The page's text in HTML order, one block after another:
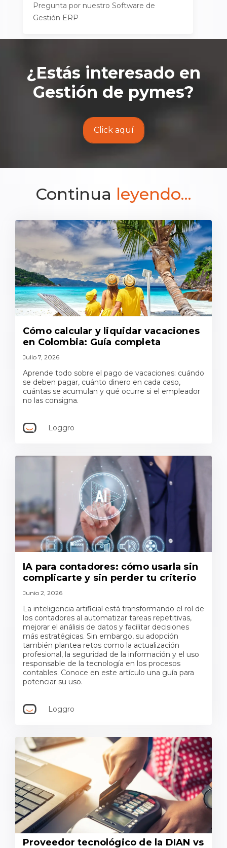
Pregunta por nuestro Software de
Gestión ERP
¿Estás interesado en
Gestión de pymes?
Click aquí
Continua leyendo...
Cómo calcular y liquidar vacaciones
en Colombia: Guía completa
Julio 7, 2026
Aprende todo sobre el pago de vacaciones: cuándo
se deben pagar, cuánto dinero en cada caso,
cuántas se acumulan y qué ocurre si el empleador
no las consigna.
Loggro
IA para contadores: cómo usarla sin
complicarte y sin perder tu criterio
Junio 2, 2026
La inteligencia artificial está transformando el rol de
los contadores al automatizar tareas repetitivas,
mejorar el análisis de datos y facilitar decisiones
más estratégicas. Sin embargo, su adopción
también plantea retos como la actualización
profesional, la seguridad de la información y el uso
responsable de la tecnología en los procesos
contables. Conoce en este artículo una guía para
potenciar su uso.
Loggro
Proveedor tecnológico de la DIAN vs